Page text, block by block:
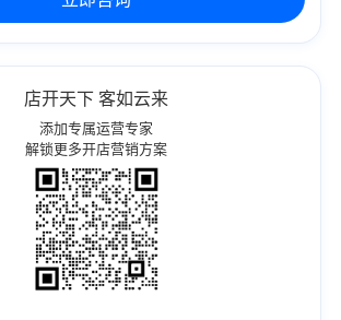
店开天下 客如云来
添加专属运营专家
解锁更多开店营销方案